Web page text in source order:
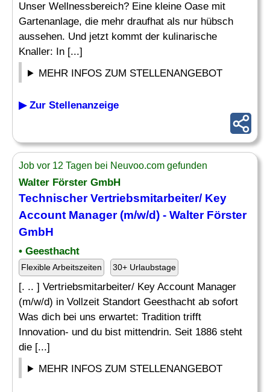
Unser Wellnessbereich? Eine kleine Oase mit
Gartenanlage, die mehr draufhat als nur hübsch
aussehen. Und jetzt kommt der kulinarische
Knaller: In [...]
MEHR INFOS ZUM STELLENANGEBOT
▶ Zur Stellenanzeige
Job vor 12 Tagen bei Neuvoo.com gefunden
Walter Förster GmbH
Technischer Vertriebsmitarbeiter/ Key
Account Manager (m/w/d) - Walter Förster
GmbH
• Geesthacht
Flexible Arbeitszeiten 30+ Urlaubstage
[. .. ] Vertriebsmitarbeiter/ Key Account Manager
(m/w/d) in Vollzeit Standort Geesthacht ab sofort
Was dich bei uns erwartet: Tradition trifft
Innovation- und du bist mittendrin. Seit 1886 steht
die [...]
MEHR INFOS ZUM STELLENANGEBOT